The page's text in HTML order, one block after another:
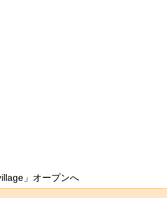
」オープンへ